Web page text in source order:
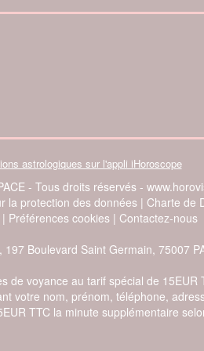
astrologiques sur l'appli iHoroscope
- Tous droits réservés -
la protection des données | Charte de
| Préférences cookies| Contactez-nous
Boulevard Saint Germain, 75007
voyance au tarif spécial de
votre nom, prénom, téléphone,
TTC la minute supplémentaire